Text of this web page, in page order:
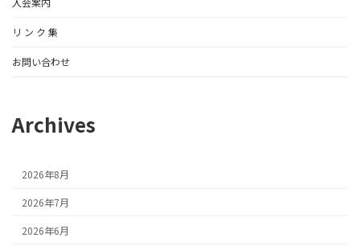
リ ン ク 集
お問い合わせ
Archives
2026年8月
2026年7月
2026年6月